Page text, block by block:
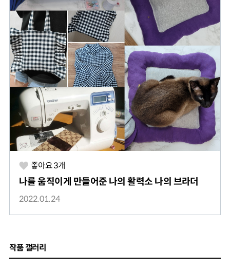
좋아요3개
나를 움직이게 만들어준 나의 활력소 나의 브라더
2022.01.24
작품 갤러리